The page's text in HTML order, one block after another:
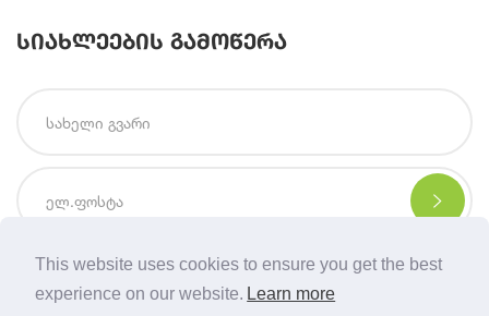
სიახლეების გამოწერა
This website uses cookies to ensure you get the best
experience on our website. Learn more